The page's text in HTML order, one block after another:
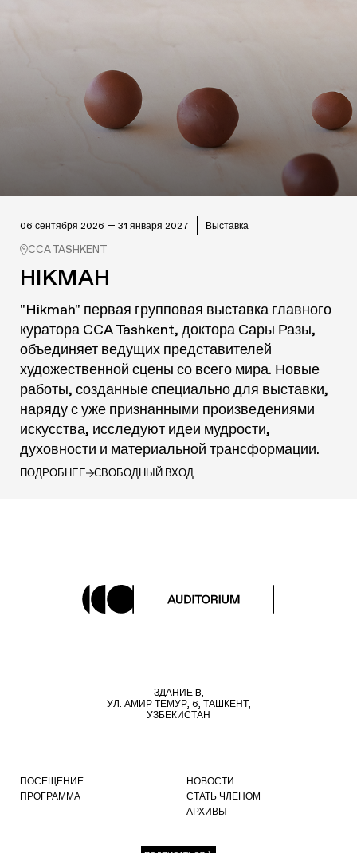
06 сентября 2026 — 31 января 2027 Выставка
CCA TASHKENT
HIKMAH
"Hikmah" первая групповая выставка главного
куратора CCA Tashkent, доктора Сары Разы,
объединяет ведущих представителей
художественной сцены со всего мира. Новые
работы, созданные специально для выставки,
наряду с уже признанными произведениями
искусства, исследуют идеи мудрости,
духовности и материальной трансформации.
ПОДРОБНЕЕ СВОБОДНЫЙ ВХОД
ЗДАНИЕ B,
УЛ. АМИР ТЕМУР, 6, ТАШКЕНТ,
УЗБЕКИСТАН
ПОСЕЩЕНИЕ
ПРОГРАММА
НОВОСТИ
СТАТЬ ЧЛЕНОМ
АРХИВЫ